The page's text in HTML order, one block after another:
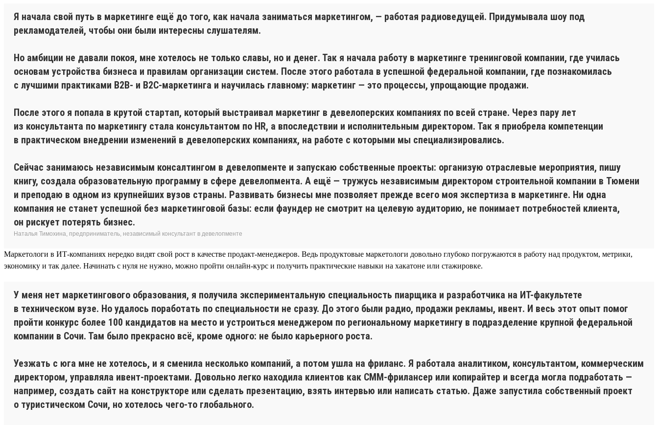
Я начала свой путь в маркетинге ещё до того, как начала заниматься маркетингом, — работая радиоведущей. Придумывала шоу под
рекламодателей, чтобы они были интересны слушателям.
Но амбиции не давали покоя, мне хотелось не только славы, но и денег. Так я начала работу в маркетинге тренинговой компании, где училась
основам устройства бизнеса и правилам организации систем. После этого работала в успешной федеральной компании, где познакомилась
с лучшими практиками В2В- и В2С-маркетинга и научилась главному: маркетинг — это процессы, упрощающие продажи.
После этого я попала в крутой стартап, который выстраивал маркетинг в девелоперских компаниях по всей стране. Через пару лет
из консультанта по маркетингу стала консультантом по HR, а впоследствии и исполнительным директором. Так я приобрела компетенции
в практическом внедрении изменений в девелоперских компаниях, на работе с которыми мы специализировались.
Сейчас занимаюсь независимым консалтингом в девелопменте и запускаю собственные проекты: организую отраслевые мероприятия, пишу
книгу, создала образовательную программу в сфере девелопмента. А ещё — тружусь независимым директором строительной компании в Тюмени
и преподаю в одном из крупнейших вузов страны. Развивать бизнесы мне позволяет прежде всего моя экспертиза в маркетинге. Ни одна
компания не станет успешной без маркетинговой базы: если фаундер не смотрит на целевую аудиторию, не понимает потребностей клиента,
он рискует потерять бизнес.
Наталья Тимохина, предприниматель, независимый консультант в девелопменте
Маркетологи в ИТ-компаниях нередко видят свой рост в качестве продакт-менеджеров. Ведь продуктовые маркетологи довольно глубоко погружаются в работу над продуктом, метрики,
экономику и так далее. Начинать с нуля не нужно, можно пройти онлайн-курс и получить практические навыки на хакатоне или стажировке.
У меня нет маркетингового образования, я получила экспериментальную специальность пиарщика и разработчика на ИТ-факультете
в техническом вузе. Но удалось поработать по специальности не сразу. До этого были радио, продажи рекламы, ивент. И весь этот опыт помог
пройти конкурс более 100 кандидатов на место и устроиться менеджером по региональному маркетингу в подразделение крупной федеральной
компании в Сочи. Там было прекрасно всё, кроме одного: не было карьерного роста.
Уезжать с юга мне не хотелось, и я сменила несколько компаний, а потом ушла на фриланс. Я работала аналитиком, консультантом, коммерческим
директором, управляла ивент-проектами. Довольно легко находила клиентов как СММ-фрилансер или копирайтер и всегда могла подработать —
например, создать сайт на конструкторе или сделать презентацию, взять интервью или написать статью. Даже запустила собственный проект
о туристическом Сочи, но хотелось чего-то глобального.